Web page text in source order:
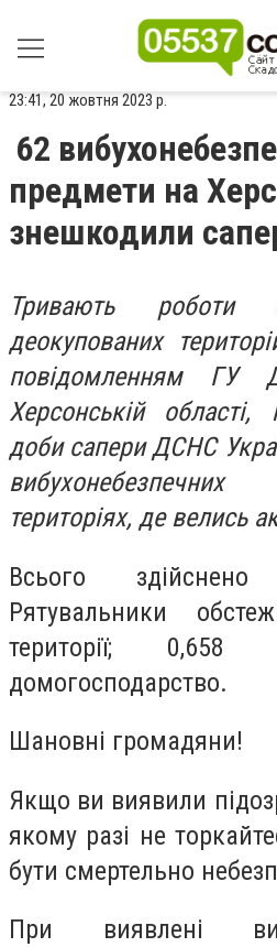
23:41, 20 жовтня 2023 р.
62
предмети на
знешкодили
Тривають роботи
деокупованих
повідомленням ГУ
Херсонській
доби сапери ДСНС
територіях, де велись
Всього
Рятувальники
території;
домогосподарство.
Шановні громадяни!
Якщо ви виявили
якому разі не
бути смертельно
При виявлені